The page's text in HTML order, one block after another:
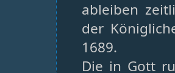
ableiben
der
1689.
Die in Gott